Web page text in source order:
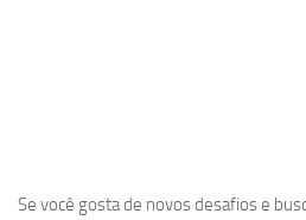
Se você gosta de novos desafios e